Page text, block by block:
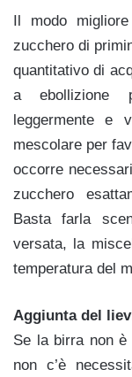
Il modo
zucchero di
quantitativo di
a ebollizione
leggermente e
mescolare per
occorre
zucchero
Basta farla
versata, la
temperatura del
Aggiunta del
Se la birra non
non c’è